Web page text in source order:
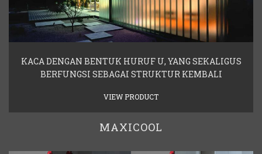
KACA DENGAN BENTUK HURUF U, YANG SEKALIGUS
BERFUNGSI SEBAGAI STRUKTUR KEMBALI
VIEW PRODUCT
MAXICOOL